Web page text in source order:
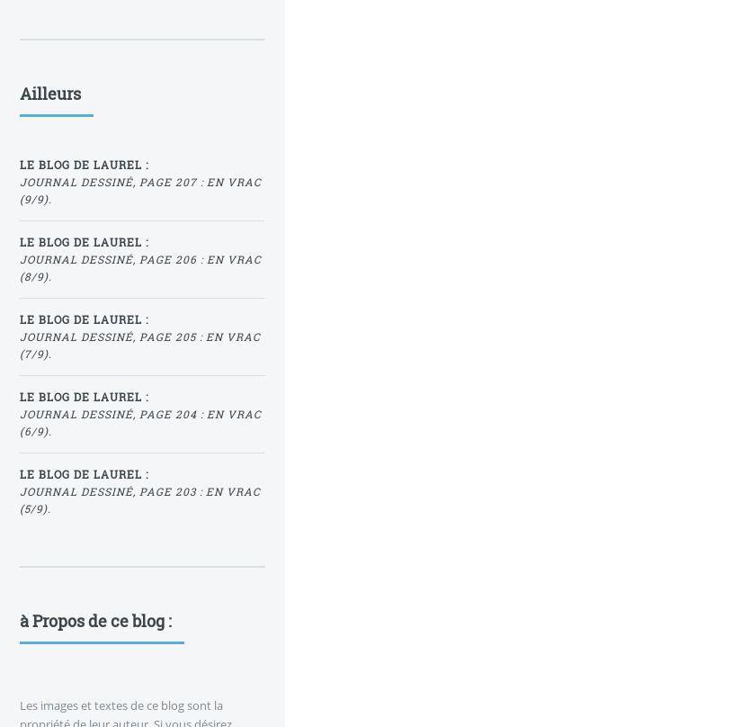
Ailleurs
LE BLOG DE LAUREL :
JOURNAL DESSINÉ, PAGE 207 : EN VRAC
(9/9).
LE BLOG DE LAUREL :
JOURNAL DESSINÉ, PAGE 206 : EN VRAC
(8/9).
LE BLOG DE LAUREL :
JOURNAL DESSINÉ, PAGE 205 : EN VRAC
(7/9).
LE BLOG DE LAUREL :
JOURNAL DESSINÉ, PAGE 204 : EN VRAC
(6/9).
LE BLOG DE LAUREL :
JOURNAL DESSINÉ, PAGE 203 : EN VRAC
(5/9).
à Propos de ce blog :
Les images et textes de ce blog sont la